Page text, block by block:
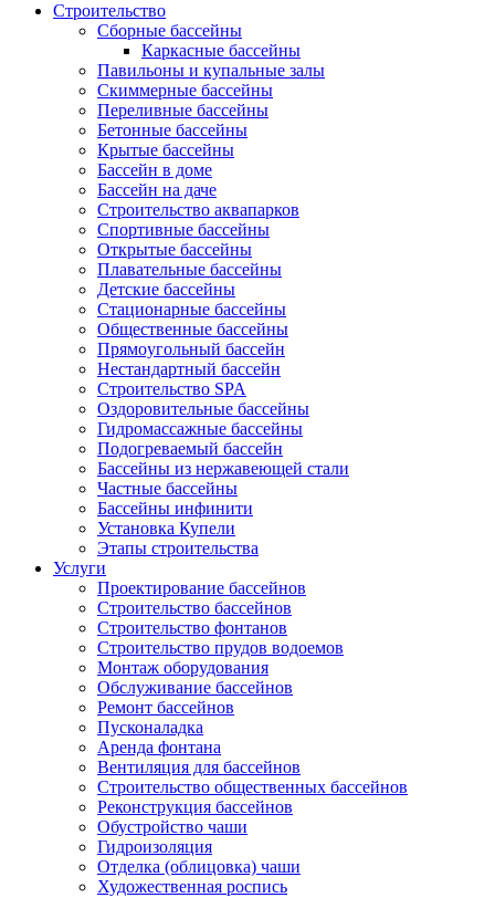
Строительство
Сборные бассейны
Каркасные бассейны
Павильоны и купальные залы
Скиммерные бассейны
Переливные бассейны
Бетонные бассейны
Крытые бассейны
Бассейн в доме
Бассейн на даче
Строительство аквапарков
Спортивные бассейны
Открытые бассейны
Плавательные бассейны
Детские бассейны
Стационарные бассейны
Общественные бассейны
Прямоугольный бассейн
Нестандартный бассейн
Строительство SPA
Оздоровительные бассейны
Гидромассажные бассейны
Подогреваемый бассейн
Бассейны из нержавеющей стали
Частные бассейны
Бассейны инфинити
Установка Купели
Этапы строительства
Услуги
Проектирование бассейнов
Строительство бассейнов
Строительство фонтанов
Строительство прудов водоемов
Монтаж оборудования
Обслуживание бассейнов
Ремонт бассейнов
Пусконаладка
Аренда фонтана
Вентиляция для бассейнов
Строительство общественных бассейнов
Реконструкция бассейнов
Обустройство чаши
Гидроизоляция
Отделка (облицовка) чаши
Художественная роспись